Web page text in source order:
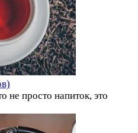
просто напиток, это